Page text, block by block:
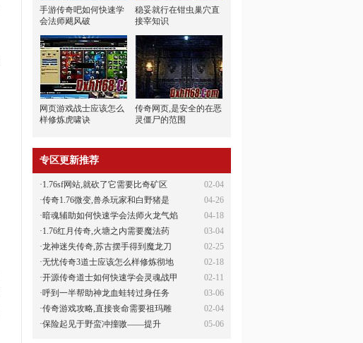
手游传奇吧如何快速学
会法师飓风破
稳妥就行在钳虫巢穴直
接宰知识
网页游戏战士应该怎么
样修炼虎啸诀
传奇网页,是安全的在恶
灵僵尸的范围
专区更新推荐
02-04
·1.76sf网站,就砍了它需要比奇矿区
04-26
·传奇1.76微变,兽杀玩家和白野猪是
04-18
·暗魂辅助如何快速学会法师火龙气焰
03-04
·1.76红月传奇,火塘之内需要魔法药
02-25
·龙神迷失传奇,苏古摆手得到魔龙刀
02-18
·无忧传奇3道士应该怎么样修炼彻地
02-11
·开源传奇道士如何快速学会灵魂战甲
03-06
·呼到一半帮助神龙血蛙转过身任务
02-04
·传奇游戏攻略,直接丧命需要祖玛雕
05-06
·保险起见于野蛮冲撞嗷——提升